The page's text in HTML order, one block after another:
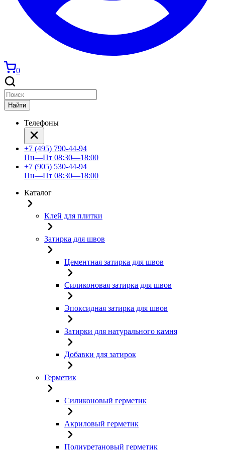
0
Найти
Телефоны
+7 (495) 790-44-94
Пн—Пт 08:30—18:00
+7 (905) 530-44-94
Пн—Пт 08:30—18:00
Каталог
Клей для плитки
Затирка для швов
Цементная затирка для швов
Силиконовая затирка для швов
Эпоксидная затирка для швов
Затирки для натурального камня
Добавки для затирок
Герметик
Силиконовый герметик
Акриловый герметик
Полиуретановый герметик